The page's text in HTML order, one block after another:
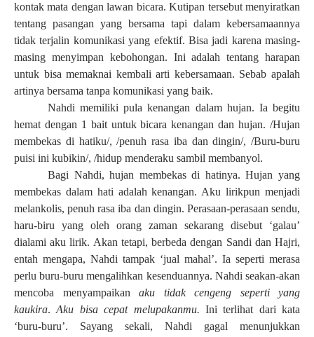
kontak mata dengan lawan bicara. Kutipan tersebut menyiratkan
tentang pasangan yang bersama tapi dalam kebersamaannya
tidak terjalin komunikasi yang efektif. Bisa jadi karena masing-
masing menyimpan kebohongan. Ini adalah tentang harapan
untuk bisa memaknai kembali arti kebersamaan. Sebab apalah
artinya bersama tanpa komunikasi yang baik.
Nahdi memiliki pula kenangan dalam hujan. Ia begitu
hemat dengan 1 bait untuk bicara kenangan dan hujan. /Hujan
membekas di hatiku/, /penuh rasa iba dan dingin/, /Buru-buru
puisi ini kubikin/, /hidup menderaku sambil membanyol.
Bagi Nahdi, hujan membekas di hatinya. Hujan yang
membekas dalam hati adalah kenangan. Aku lirikpun menjadi
melankolis, penuh rasa iba dan dingin. Perasaan-perasaan sendu,
haru-biru yang oleh orang zaman sekarang disebut ‘galau’
dialami aku lirik. Akan tetapi, berbeda dengan Sandi dan Hajri,
entah mengapa, Nahdi tampak ‘jual mahal’. Ia seperti merasa
perlu buru-buru mengalihkan kesenduannya. Nahdi seakan-akan
mencoba menyampaikan aku tidak cengeng seperti yang
kaukira.Aku bisa cepat melupakanmu. Ini terlihat dari kata
‘buru-buru’. Sayang sekali, Nahdi gagal menunjukkan